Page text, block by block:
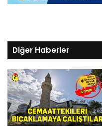
Diğer Haberler